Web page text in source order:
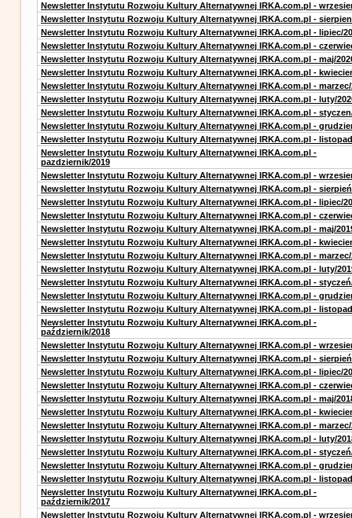
Newsletter Instytutu Rozwoju Kultury Alternatywnej IRKA.com.pl -
Newsletter Instytutu Rozwoju Kultury Alternatywnej IRKA.com.pl -
Newsletter Instytutu Rozwoju Kultury Alternatywnej IRKA.com.pl - lipiec/
Newsletter Instytutu Rozwoju Kultury Alternatywnej IRKA.com.pl -
Newsletter Instytutu Rozwoju Kultury Alternatywnej IRKA.com.pl - maj/
Newsletter Instytutu Rozwoju Kultury Alternatywnej IRKA.com.pl -
Newsletter Instytutu Rozwoju Kultury Alternatywnej IRKA.com.pl - marzec/
Newsletter Instytutu Rozwoju Kultury Alternatywnej IRKA.com.pl - luty/
Newsletter Instytutu Rozwoju Kultury Alternatywnej IRKA.com.pl -
Newsletter Instytutu Rozwoju Kultury Alternatywnej IRKA.com.pl -
Newsletter Instytutu Rozwoju Kultury Alternatywnej IRKA.com.pl -
Newsletter Instytutu Rozwoju Kultury Alternatywnej IRKA.com.pl -
pazdziernik/2019
Newsletter Instytutu Rozwoju Kultury Alternatywnej IRKA.com.pl -
Newsletter Instytutu Rozwoju Kultury Alternatywnej IRKA.com.pl -
Newsletter Instytutu Rozwoju Kultury Alternatywnej IRKA.com.pl - lipiec/
Newsletter Instytutu Rozwoju Kultury Alternatywnej IRKA.com.pl -
Newsletter Instytutu Rozwoju Kultury Alternatywnej IRKA.com.pl - maj/
Newsletter Instytutu Rozwoju Kultury Alternatywnej IRKA.com.pl -
Newsletter Instytutu Rozwoju Kultury Alternatywnej IRKA.com.pl - marzec/
Newsletter Instytutu Rozwoju Kultury Alternatywnej IRKA.com.pl - luty/
Newsletter Instytutu Rozwoju Kultury Alternatywnej IRKA.com.pl -
Newsletter Instytutu Rozwoju Kultury Alternatywnej IRKA.com.pl -
Newsletter Instytutu Rozwoju Kultury Alternatywnej IRKA.com.pl -
Newsletter Instytutu Rozwoju Kultury Alternatywnej IRKA.com.pl -
październik/2018
Newsletter Instytutu Rozwoju Kultury Alternatywnej IRKA.com.pl -
Newsletter Instytutu Rozwoju Kultury Alternatywnej IRKA.com.pl -
Newsletter Instytutu Rozwoju Kultury Alternatywnej IRKA.com.pl - lipiec/
Newsletter Instytutu Rozwoju Kultury Alternatywnej IRKA.com.pl -
Newsletter Instytutu Rozwoju Kultury Alternatywnej IRKA.com.pl - maj/
Newsletter Instytutu Rozwoju Kultury Alternatywnej IRKA.com.pl -
Newsletter Instytutu Rozwoju Kultury Alternatywnej IRKA.com.pl - marzec/
Newsletter Instytutu Rozwoju Kultury Alternatywnej IRKA.com.pl - luty/
Newsletter Instytutu Rozwoju Kultury Alternatywnej IRKA.com.pl -
Newsletter Instytutu Rozwoju Kultury Alternatywnej IRKA.com.pl -
Newsletter Instytutu Rozwoju Kultury Alternatywnej IRKA.com.pl -
Newsletter Instytutu Rozwoju Kultury Alternatywnej IRKA.com.pl -
październik/2017
Newsletter Instytutu Rozwoju Kultury Alternatywnej IRKA.com.pl -